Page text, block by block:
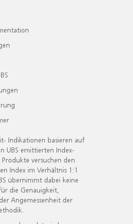
Indikationen basieren auf
UBS emittierten Index-
versuchen den
Index im Verhältnis 1:1
übernimmt dabei keine
die Genauigkeit,
Angemessenheit der